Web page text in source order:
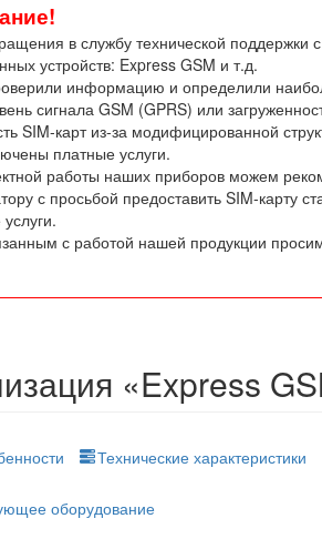
в службу технической
устройств: Express GSM и т.д.
информацию и определили
сигнала GSM (GPRS) или
SIM-карт из-за модифицированной
платные услуги.
работы наших приборов можем
с просьбой предоставить SIM-карту
с работой нашей продукции
«Express
Технические характеристики
оборудование